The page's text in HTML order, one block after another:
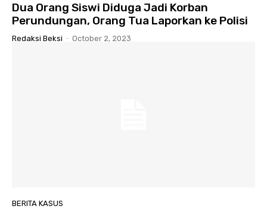
Dua Orang Siswi Diduga Jadi Korban
Perundungan, Orang Tua Laporkan ke Polisi
Redaksi Beksi - October 2, 2023
BERITA KASUS